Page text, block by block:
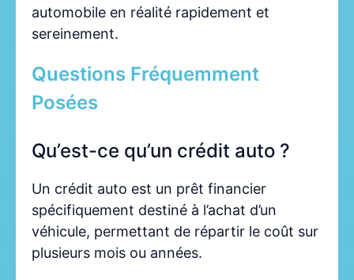
automobile en réalité rapidement et
sereinement.
Questions Fréquemment
Posées
Qu’est-ce qu’un crédit auto ?
Un crédit auto est un prêt financier
spécifiquement destiné à l’achat d’un
véhicule, permettant de répartir le coût sur
plusieurs mois ou années.